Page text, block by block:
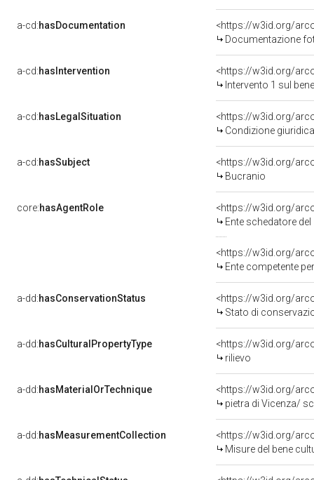
a-cd:hasDocumentation
Documentazione
a-cd:hasIntervention
<https://w3id.org/
Intervento 1 sul
a-cd:hasLegalSituation
<https://w3id.org/
Condizione
a-cd:hasSubject
<https://w3id.org/
Bucranio
core:hasAgentRole
<https://w3id.org/
Ente schedatore
<https://w3id.org/
Ente competente per tutela
a-dd:hasConservationStatus
<https://w3id.org/
Stato di
a-dd:hasCulturalPropertyType
<https://w3id.org/
rilievo
a-dd:hasMaterialOrTechnique
<https://w3id.org/
pietra di Vicenza/
a-dd:hasMeasurementCollection
<https://w3id.org/
Misure del bene